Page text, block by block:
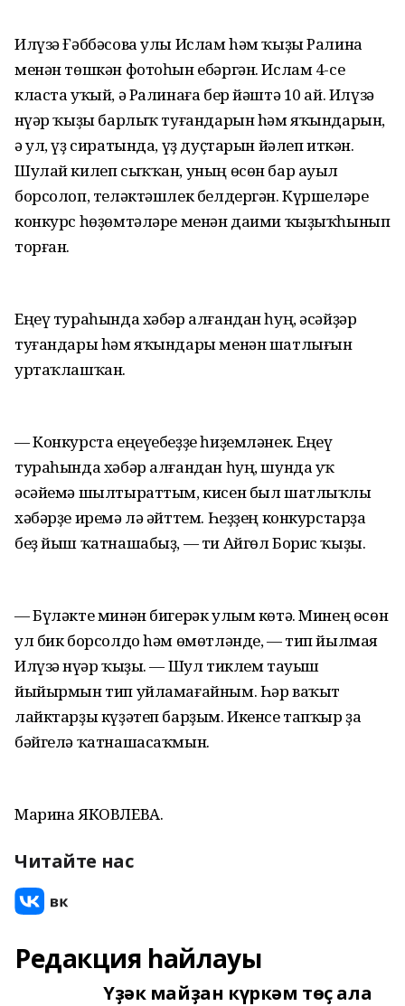
Илүзә Ғәббәсова улы Ислам hәм ҡыҙы Ралина
менән төшкән фотоһын ебәргән. Ислам 4-се
класта уҡый, ә Ралинаға бер йәштә 10 ай. Илүзә
Әнүәр ҡыҙы барлыҡ туғандарын hәм яҡындарын,
ә ул, үҙ сиратында, үҙ дуҫтарын йәлеп иткән.
Шулай килеп сыҡҡан, уның өсөн бар ауыл
борсолоп, теләктәшлек белдергән. Күршеләре
конкурс һөҙөмтәләре менән даими ҡыҙыҡһынып
торған.
Еңеү тураһында хәбәр алғандан һуң, әсәйҙәр
туғандары hәм яҡындары менән шатлығын
уртаҡлашҡан.
— Конкурста еңеүебеҙҙе һиҙемләнек. Еңеү
тураһында хәбәр алғандан һуң, шунда уҡ
әсәйемә шылтыраттым, кисен был шатлыҡлы
хәбәрҙе иремә лә әйттем. Һеҙҙең конкурстарҙа
беҙ йыш ҡатнашабыҙ, — ти Айгөл Борис ҡыҙы.
— Бүләкте минән бигерәк улым көтә. Минең өсөн
ул бик борсолдо hәм өмөтләнде, — тип йылмая
Илүзә Әнүәр ҡыҙы. — Шул тиклем тауыш
йыйырмын тип уйламағайным. Һәр ваҡыт
лайктарҙы күҙәтеп барҙым. Икенсе тапҡыр ҙа
бәйгелә ҡатнашасаҡмын.
Марина ЯКОВЛЕВА.
Читайте нас
Редакция һайлауы
Үҙәк майҙан күркәм төҫ ала